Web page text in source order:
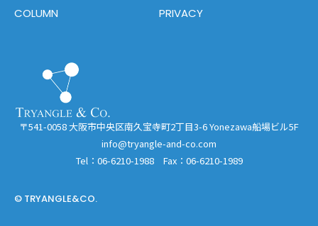
COLUMN
PRIVACY
〒541-0058 大阪市中央区南久宝寺町2丁目3-6 Yonezawa船場ビル5F
info@tryangle-and-co.com
Tel：06-6210-1988 Fax：06-6210-1989
© TRYANGLE&CO.